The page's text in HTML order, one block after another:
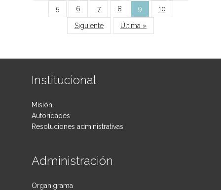
5 6 7 8 9 10
Siguiente Última »
Institucional
Misión
Autoridades
Resoluciones administrativas
Administración
Organigrama